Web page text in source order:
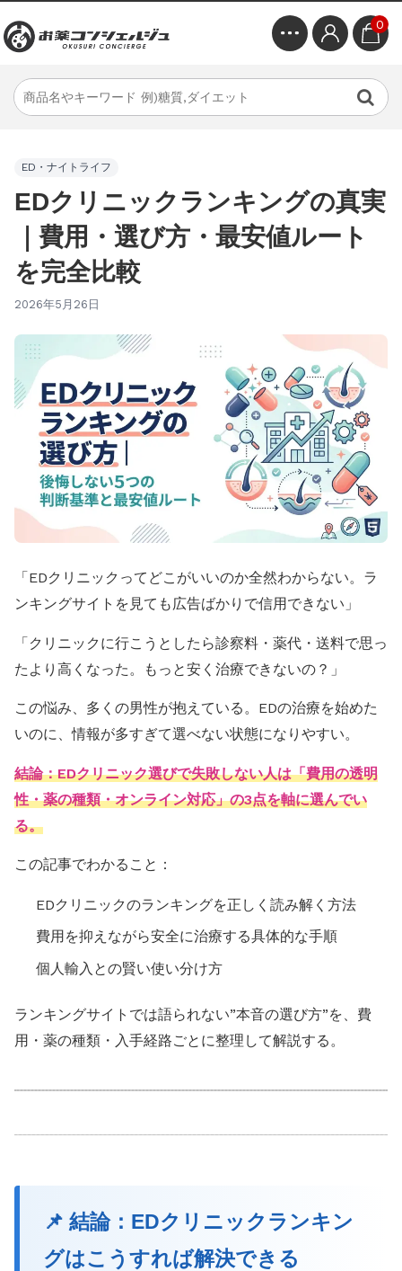
0
ED・ナイトライフ
EDクリニックランキングの真実
｜費用・選び方・最安値ルート
を完全比較
2026年5月26日
「EDクリニックってどこがいいのか全然わからない。ラ
ンキングサイトを見ても広告ばかりで信用できない」
「クリニックに行こうとしたら診察料・薬代・送料で思っ
たより高くなった。もっと安く治療できないの？」
この悩み、多くの男性が抱えている。EDの治療を始めた
いのに、情報が多すぎて選べない状態になりやすい。
結論：EDクリニック選びで失敗しない人は「費用の透明
性・薬の種類・オンライン対応」の3点を軸に選んでい
る。
この記事でわかること：
EDクリニックのランキングを正しく読み解く方法
費用を抑えながら安全に治療する具体的な手順
個人輸入との賢い使い分け方
ランキングサイトでは語られない”本音の選び方”を、費
用・薬の種類・入手経路ごとに整理して解説する。
📌 結論：EDクリニックランキン
グはこうすれば解決できる